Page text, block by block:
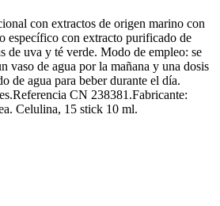
con extractos de origen marino con
específico con extracto purificado de
de uva y té verde. Modo de empleo: se
vaso de agua por la mañana y una dosis
de agua para beber durante el día.
CN 238381.Fabricante:
Celulina, 15 stick 10 ml.